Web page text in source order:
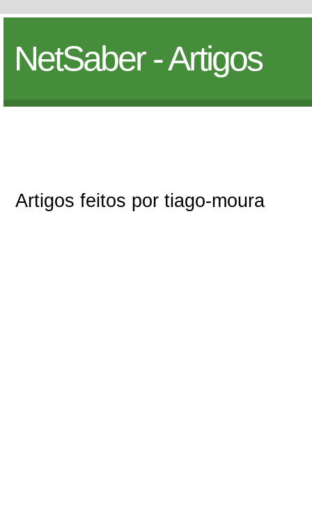
NetSaber - Artigos
Artigos feitos por tiago-moura